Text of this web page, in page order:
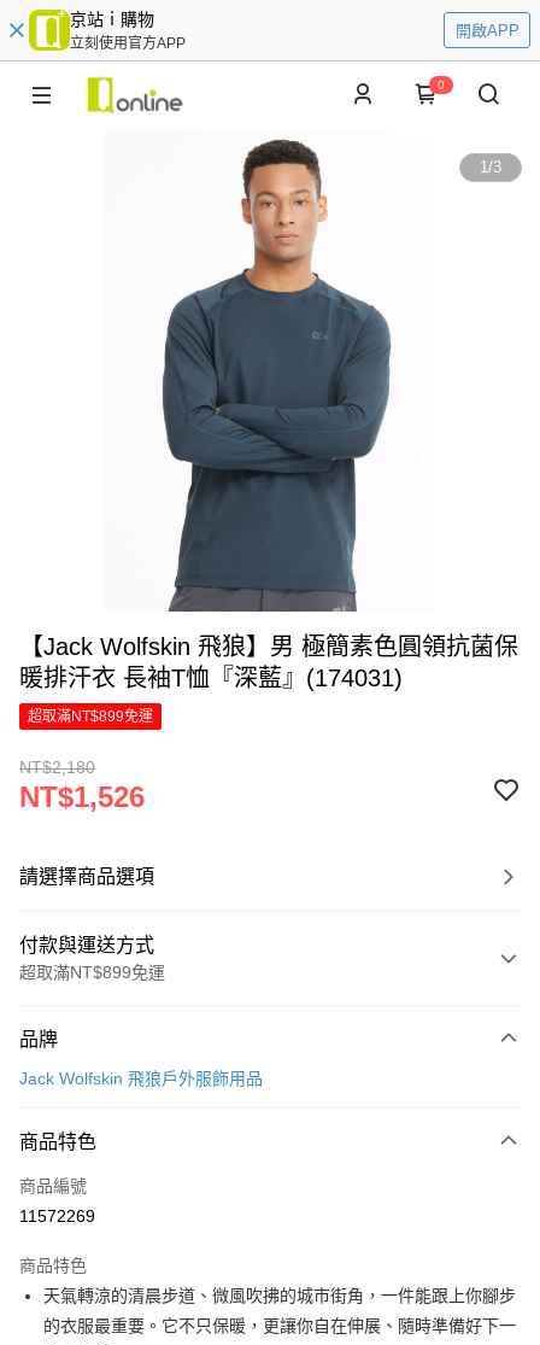
京站ｉ購物
立刻使用官方APP
開啟APP
0
1/3
【Jack Wolfskin 飛狼】男 極簡素色圓領抗菌保
暖排汗衣 長袖T恤『深藍』(174031)
超取滿NT$899免運
NT$2,180
NT$1,526
請選擇商品選項
付款與運送方式
超取滿NT$899免運
信用卡一次付款
Apple Pay
街口支付
Google Pay
全盈+PAY
品牌
Jack Wolfskin 飛狼戶外服飾用品
商品特色
商品編號
11572269
商品特色
天氣轉涼的清晨步道、微風吹拂的城市街角，一件能跟上你腳步
的衣服最重要。它不只保暖，更讓你自在伸展、隨時準備好下一